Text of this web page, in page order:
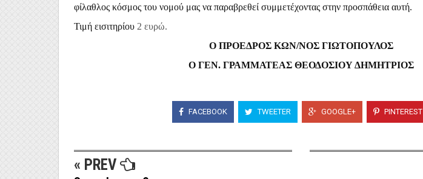
φίλαθλος κόσμος του νομού μας να παραβρεθεί συμμετέχοντας στην προσπάθεια αυτή.
Τιμή εισιτηρίου 2 ευρώ.
Ο ΠΡΟΕΔΡΟΣ ΚΩΝ/ΝΟΣ ΓΙΩΤΟΠΟΥΛΟΣ
Ο ΓΕΝ. ΓΡΑΜΜΑΤΕΑΣ ΘΕΟΔΟΣΙΟΥ ΔΗΜΗΤΡΙΟΣ
FACEBOOK TWEETER GOOGLE+ PINTEREST
« PREV